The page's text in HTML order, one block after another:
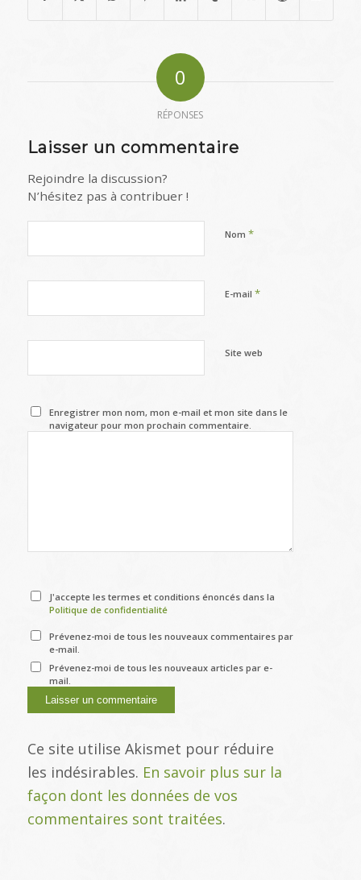
0
RÉPONSES
Laisser un commentaire
Rejoindre la discussion?
N’hésitez pas à contribuer !
Nom *
E-mail *
Site web
Enregistrer mon nom, mon e-mail et mon site dans le
navigateur pour mon prochain commentaire.
J'accepte les termes et conditions énoncés dans la
Politique de confidentialité
Prévenez-moi de tous les nouveaux commentaires par
e-mail.
Prévenez-moi de tous les nouveaux articles par e-
mail.
Ce site utilise Akismet pour réduire
les indésirables. En savoir plus sur la
façon dont les données de vos
commentaires sont traitées.